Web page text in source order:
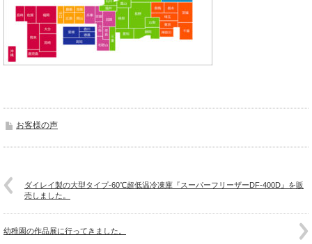
お客様の声
ダイレイ製の大型タイプ-60℃超低温冷凍庫『スーパーフリーザーDF-400D』を販
売しました。
幼稚園の作品展に行ってきました。